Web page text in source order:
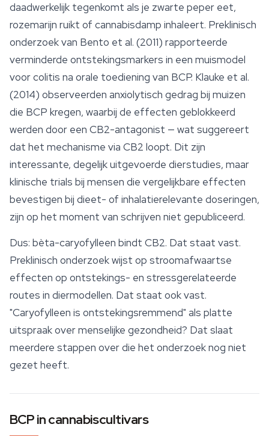
daadwerkelijk tegenkomt als je zwarte peper eet,
rozemarijn ruikt of cannabisdamp inhaleert. Preklinisch
onderzoek van Bento et al. (2011) rapporteerde
verminderde ontstekingsmarkers in een muismodel
voor colitis na orale toediening van BCP. Klauke et al.
(2014) observeerden anxiolytisch gedrag bij muizen
die BCP kregen, waarbij de effecten geblokkeerd
werden door een CB2-antagonist — wat suggereert
dat het mechanisme via CB2 loopt. Dit zijn
interessante, degelijk uitgevoerde dierstudies, maar
klinische trials bij mensen die vergelijkbare effecten
bevestigen bij dieet- of inhalatierelevante doseringen,
zijn op het moment van schrijven niet gepubliceerd.
Dus: bèta-caryofylleen bindt CB2. Dat staat vast.
Preklinisch onderzoek wijst op stroomafwaartse
effecten op ontstekings- en stressgerelateerde
routes in diermodellen. Dat staat ook vast.
"Caryofylleen is ontstekingsremmend" als platte
uitspraak over menselijke gezondheid? Dat slaat
meerdere stappen over die het onderzoek nog niet
gezet heeft.
BCP in cannabiscultivars